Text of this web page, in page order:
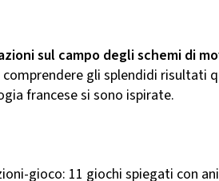
sul campo degli schemi di
gli splendidi risultati
francese si sono ispirate.
gioco: 11 giochi spiegati con